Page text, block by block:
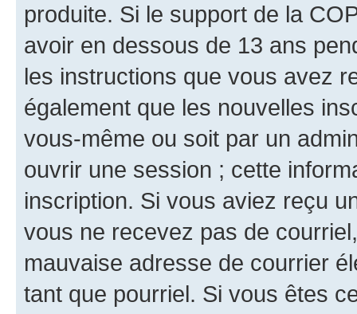
produite. Si le support de la
avoir en dessous de 13 ans
les instructions que vous avez
également que les nouvelles
vous-même ou soit par un
ouvrir une session ; cette
inscription. Si vous aviez reçu
vous ne recevez pas de
mauvaise adresse de courrier
tant que pourriel. Si vous êtes